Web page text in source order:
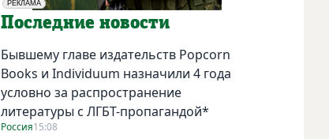
РЕКЛАМА
Социальная реклама
Последние новости
Бывшему главе издательств Popcorn
Books и Individuum назначили 4 года
условно за распространение
литературы с ЛГБТ-пропагандой*
Россия15:08